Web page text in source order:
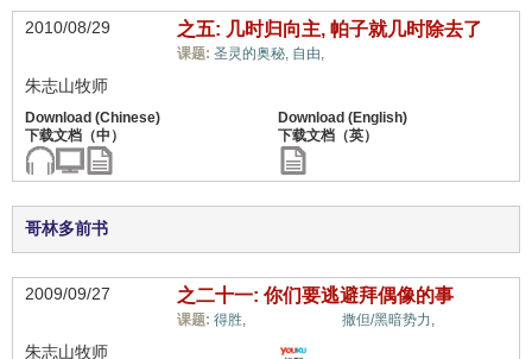
2010/08/29 之五: 几时归向主, 帕子就几时除去了
课题: 圣灵的奥秘, 自由,
朱志山牧师
哥林多前书
2009/09/27 之二十一: 你们要逃避拜偶像的事
课题: 得胜, 撒但/黑暗势力,
朱志山牧师